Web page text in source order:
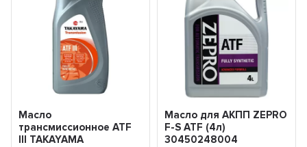
Масло
трансмиссионное ATF
lll TAKAYAMA
Масло для АКПП ZEPRO
F-S ATF (4л)
30450248004